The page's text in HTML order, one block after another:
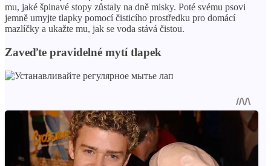
mu, jaké špinavé stopy zůstaly na dně misky. Poté svému psovi
jemně umyjte tlapky pomocí čisticího prostředku pro domácí
mazlíčky a ukažte mu, jak se voda stává čistou.
Zaveďte pravidelné mytí tlapek